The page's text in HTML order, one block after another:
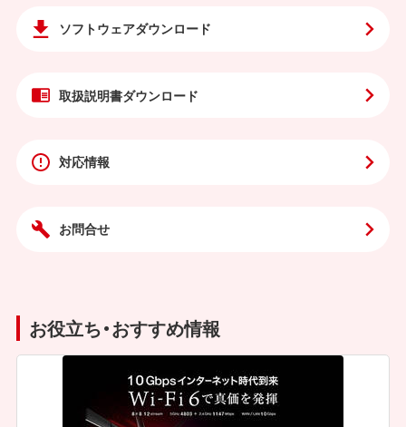
ソフトウェアダウンロード
取扱説明書ダウンロード
対応情報
お問合せ
お役立ち・おすすめ情報